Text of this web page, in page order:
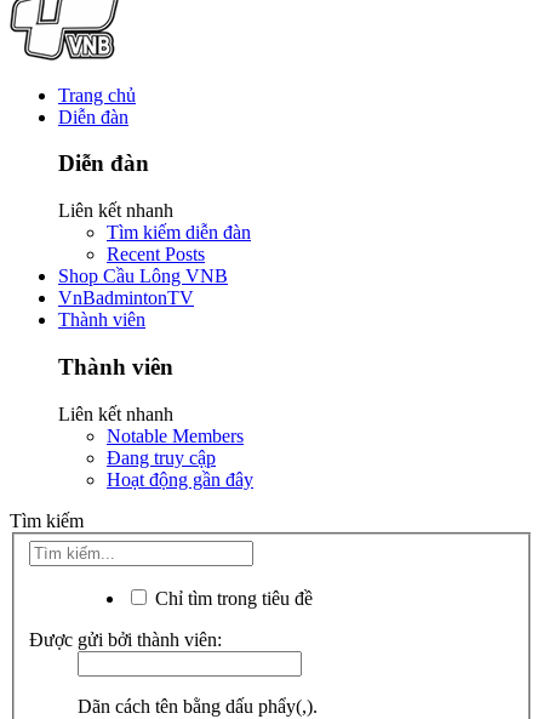
Trang chủ
Diễn đàn
Diễn đàn
Liên kết nhanh
Tìm kiếm diễn đàn
Recent Posts
Shop Cầu Lông VNB
VnBadmintonTV
Thành viên
Thành viên
Liên kết nhanh
Notable Members
Đang truy cập
Hoạt động gần đây
Tìm kiếm
Chỉ tìm trong tiêu đề
Được gửi bởi thành viên:
Dãn cách tên bằng dấu phẩy(,).